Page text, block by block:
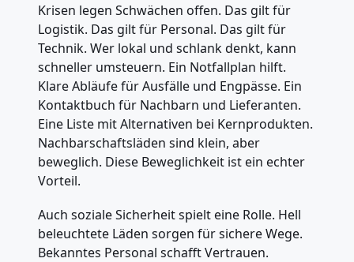
Krisen legen Schwächen offen. Das gilt für
Logistik. Das gilt für Personal. Das gilt für
Technik. Wer lokal und schlank denkt, kann
schneller umsteuern. Ein Notfallplan hilft.
Klare Abläufe für Ausfälle und Engpässe. Ein
Kontaktbuch für Nachbarn und Lieferanten.
Eine Liste mit Alternativen bei Kernprodukten.
Nachbarschaftsläden sind klein, aber
beweglich. Diese Beweglichkeit ist ein echter
Vorteil.
Auch soziale Sicherheit spielt eine Rolle. Hell
beleuchtete Läden sorgen für sichere Wege.
Bekanntes Personal schafft Vertrauen.